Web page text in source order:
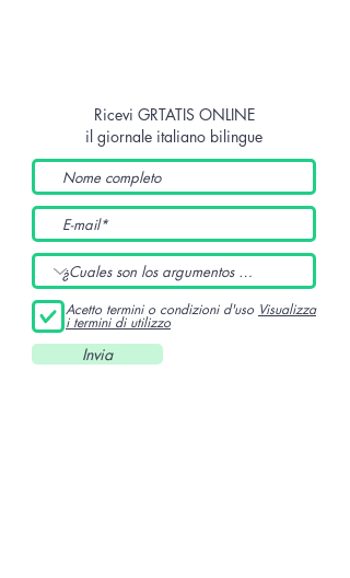
Ricevi GRTATIS ONLINE
il giornale italiano bilingue
Acetto termini o condizioni d'uso Visualizza
i termini di utilizzo
Invia